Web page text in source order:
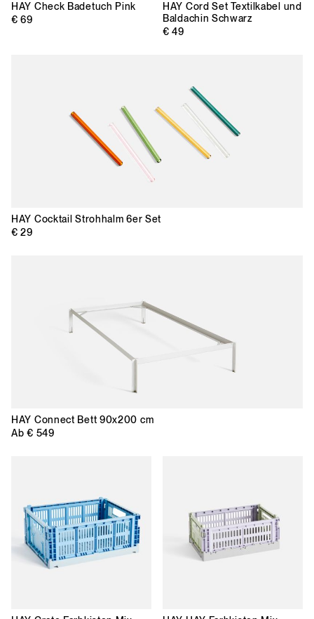
HAY Check Badetuch Pink
€ 69
HAY Cord Set Textilkabel und
Baldachin Schwarz
€ 49
HAY Cocktail Strohhalm 6er Set
€ 29
HAY Connect Bett 90x200 cm
Ab€ 549